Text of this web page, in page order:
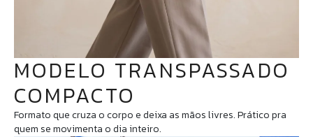
MODELO TRANSPASSADO
COMPACTO
Formato que cruza o corpo e deixa as mãos livres. Prático pra
quem se movimenta o dia inteiro.